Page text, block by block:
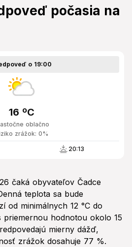
počasia na
o 19:00
oblačno
16 ºC
zrážok: 0%
20:13
čaká obyvateľov Čadce
teplota sa bude
od minimálnych 12 °C do
priemernou hodnotou okolo 15
mierny dážď,
zrážok dosahuje 77 %.